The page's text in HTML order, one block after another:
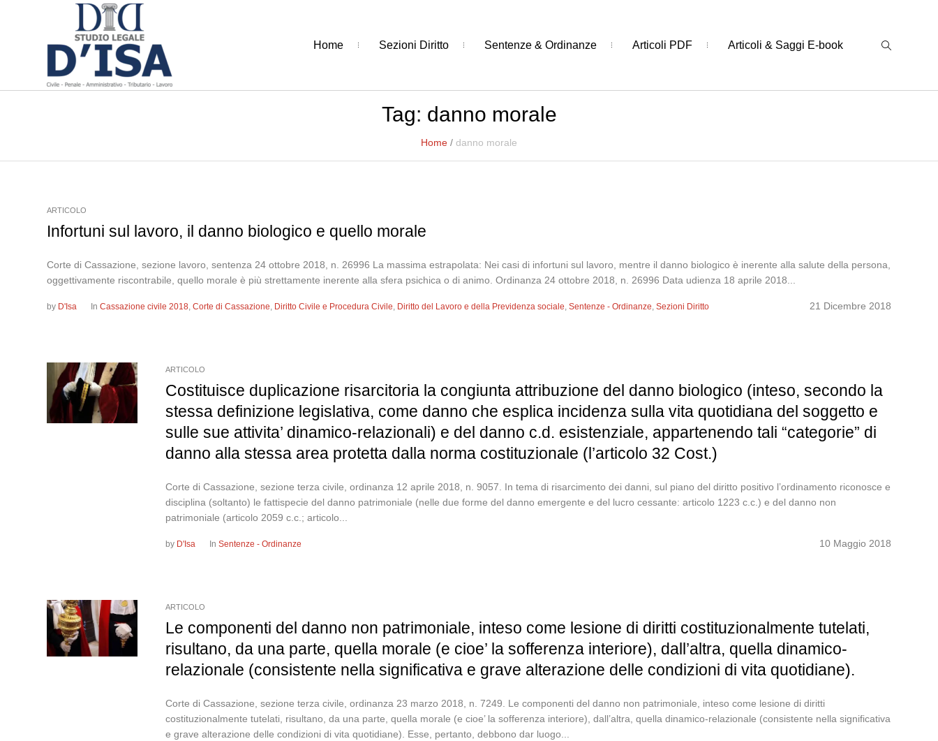
Home Sezioni Diritto Sentenze & Ordinanze Articoli PDF Articoli & Saggi E-book
Tag: danno morale
Home / danno morale
ARTICOLO
Infortuni sul lavoro, il danno biologico e quello morale
Corte di Cassazione, sezione lavoro, sentenza 24 ottobre 2018, n. 26996 La massima estrapolata: Nei casi di infortuni sul lavoro, mentre il danno biologico è inerente alla salute della persona,
oggettivamente riscontrabile, quello morale è più strettamente inerente alla sfera psichica o di animo. Ordinanza 24 ottobre 2018, n. 26996 Data udienza 18 aprile 2018...
21 Dicembre 2018
by D'Isa InCassazione civile 2018,Corte di Cassazione, Diritto Civile e Procedura Civile, Diritto del Lavoro e della Previdenza sociale,Sentenze - Ordinanze,Sezioni Diritto
ARTICOLO
Costituisce duplicazione risarcitoria la congiunta attribuzione del danno biologico (inteso, secondo la
stessa definizione legislativa, come danno che esplica incidenza sulla vita quotidiana del soggetto e
sulle sue attivita’ dinamico-relazionali) e del danno c.d. esistenziale, appartenendo tali “categorie” di
danno alla stessa area protetta dalla norma costituzionale (l’articolo 32 Cost.)
Corte di Cassazione, sezione terza civile, ordinanza 12 aprile 2018, n. 9057. In tema di risarcimento dei danni, sul piano del diritto positivo l’ordinamento riconosce e
disciplina (soltanto) le fattispecie del danno patrimoniale (nelle due forme del danno emergente e del lucro cessante: articolo 1223 c.c.) e del danno non
patrimoniale (articolo 2059 c.c.; articolo...
10 Maggio 2018
by D'Isa InSentenze - Ordinanze
ARTICOLO
Le componenti del danno non patrimoniale, inteso come lesione di diritti costituzionalmente tutelati,
risultano, da una parte, quella morale (e cioe’ la sofferenza interiore), dall’altra, quella dinamico-
relazionale (consistente nella significativa e grave alterazione delle condizioni di vita quotidiane).
Corte di Cassazione, sezione terza civile, ordinanza 23 marzo 2018, n. 7249. Le componenti del danno non patrimoniale, inteso come lesione di diritti
costituzionalmente tutelati, risultano, da una parte, quella morale (e cioe’ la sofferenza interiore), dall’altra, quella dinamico-relazionale (consistente nella significativa
e grave alterazione delle condizioni di vita quotidiane). Esse, pertanto, debbono dar luogo...